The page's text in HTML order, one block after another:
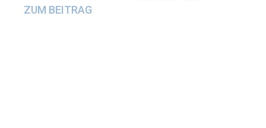
ZUM BEITRAG